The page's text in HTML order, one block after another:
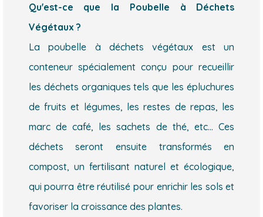
Qu'est-ce que la Poubelle à Déchets
Végétaux ?
La poubelle à déchets végétaux est un
conteneur spécialement conçu pour recueillir
les déchets organiques tels que les épluchures
de fruits et légumes, les restes de repas, les
marc de café, les sachets de thé, etc... Ces
déchets seront ensuite transformés en
compost, un fertilisant naturel et écologique,
qui pourra être réutilisé pour enrichir les sols et
favoriser la croissance des plantes.